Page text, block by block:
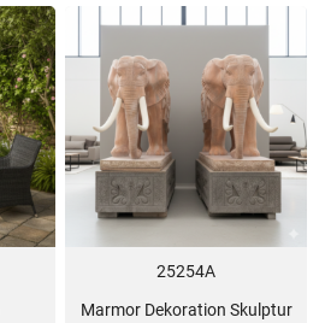
25254A
Marmor Dekoration Skulptur